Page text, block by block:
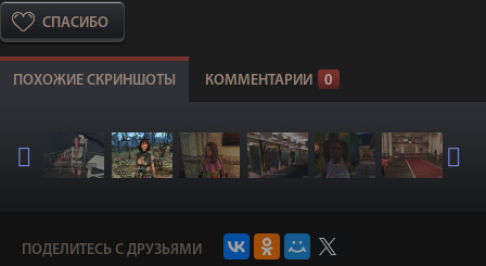
СПАСИБО
ПОХОЖИЕ СКРИНШОТЫ КОММЕНТАРИИ 0
ПОДЕЛИТЕСЬ С ДРУЗЬЯМИ